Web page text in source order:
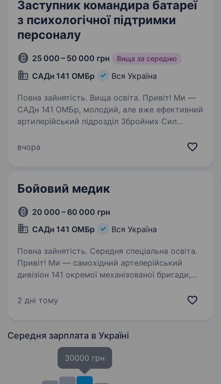
Заступник командира батареї
з психологічної підтримки
персоналу
25 000 – 50 000 грн Вища за середню
САДн 141 ОМБр Вся Україна
Повна зайнятість. Вища освіта. Привіт! Ми —
САДн 141 ОМБр, молодий, але вже ефективний
артилерійський підрозділ Збройних Сил
найсучаснішими методами, підтримуючи один
вчора
Бойовий медик
20 000 – 60 000 грн
САДн 141 ОМБр
Вся Україна
Повна зайнятість. Середня спеціальна освіта.
Привіт! Ми — самохідний артелерійський
дивізіон 141 окремої механізованої бригади,
бореться за мир і безпеку України. Наше
2 дні тому
Середня зарплата в Україні
30000 грн